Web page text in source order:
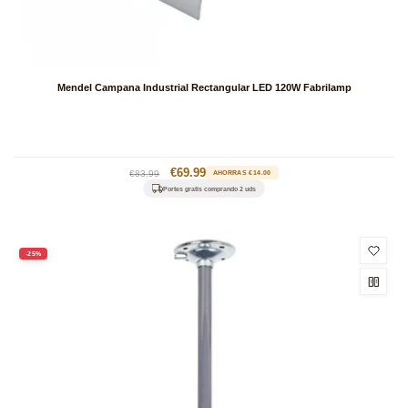
Mendel Campana Industrial Rectangular LED 120W Fabrilamp
Precio
habitual
€83.99
Precio
de
€69.99 AHORRAS €14.00
Portes gratis comprando 2 uds
-25%